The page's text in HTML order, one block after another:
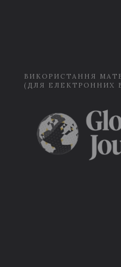
ВИКОРИСТАННЯ
(ДЛЯ ЕЛЕКТРОННИХ